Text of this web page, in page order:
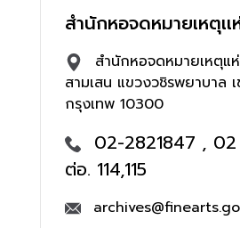
สำนักหอจดหมายเหตุเเ
สำนักหอจดหมายเหตุแ
สามเสน แขวงวชิรพยาบาล
กรุงเทพ 10300
02-2821847 , 02
ต่อ. 114,115